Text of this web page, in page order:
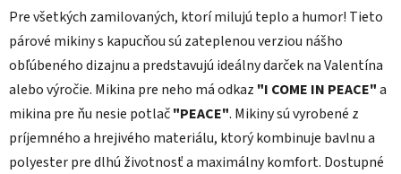
Pre všetkých zamilovaných, ktorí milujú teplo a humor! Tieto
párové mikiny s kapucňou sú zateplenou verziou nášho
obľúbeného dizajnu a predstavujú ideálny darček na Valentína
alebo výročie. Mikina pre neho má odkaz "I COME IN PEACE"a
mikina pre ňu nesie potlač"PEACE". Mikiny sú vyrobené z
príjemného a hrejivého materiálu, ktorý kombinuje bavlnu a
polyester pre dlhú životnosť a maximálny komfort. Dostupné